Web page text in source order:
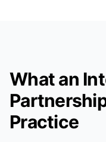
What an
Practice